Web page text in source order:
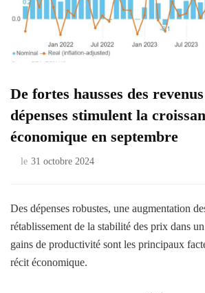
De fortes hausses des
dépenses stimulent la
économique en septembre
le 31 octobre 2024
Des dépenses robustes, une augmentation
rétablissement de la stabilité des prix dans
gains de productivité sont les principaux
récit économique.